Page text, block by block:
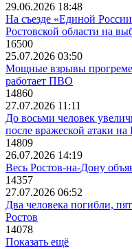
29.06.2026 18:48
На съезде «Единой
Ростовской области на
16500
25.07.2026 03:50
Мощные взрывы
работает ПВО
14860
27.07.2026 11:11
До восьми человек
после вражеской атаки на
14809
26.07.2026 14:19
Весь Ростов-на-Дону
14357
27.07.2026 06:52
Два человека погибли,
Ростов
14078
Показать ещё